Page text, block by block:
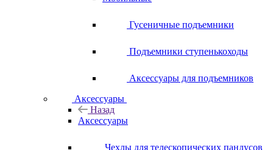
Гусеничные подъемники
Подъемники ступенькоходы
Аксессуары для подъемников
Аксессуары
Назад
Аксессуары
Чехлы для телескопических пандусов